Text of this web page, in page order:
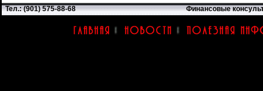
Тел.: (901) 575-88-68 Финансовые